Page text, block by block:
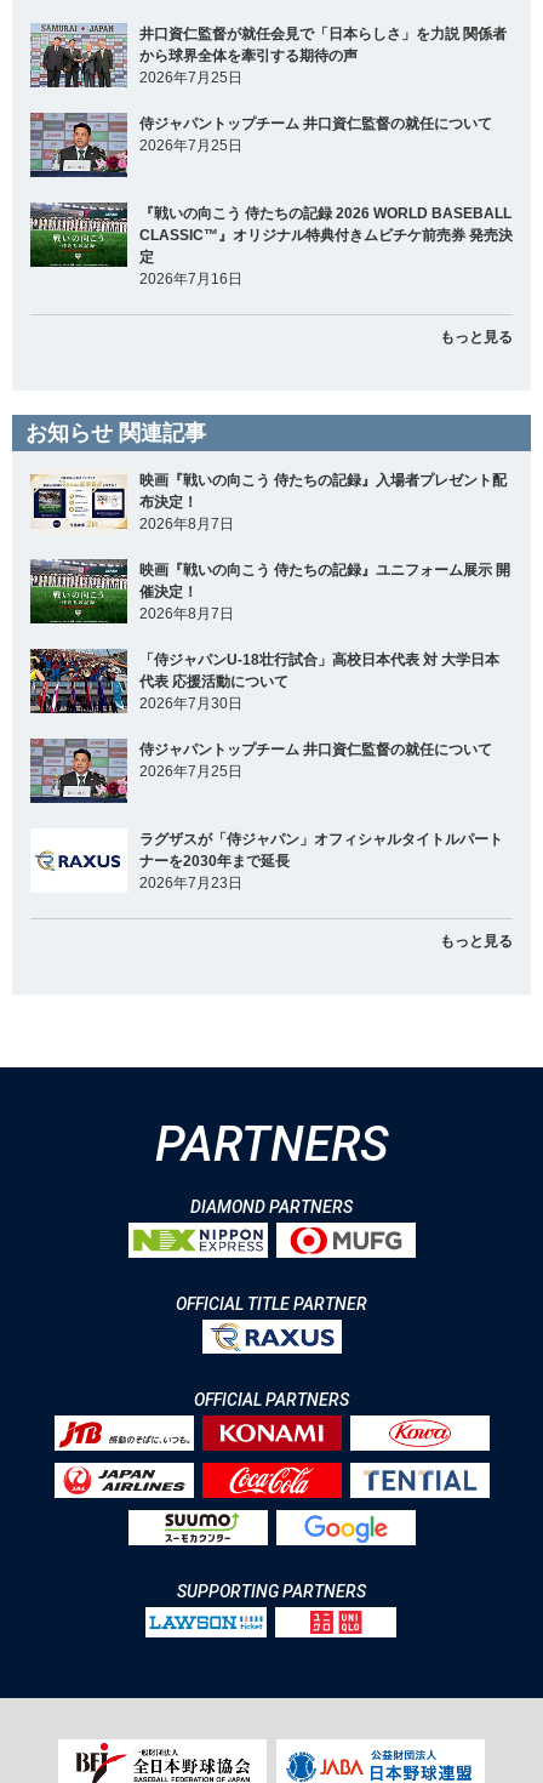
井口資仁監督が就任会見で「日本らしさ」を力説 関係者
から球界全体を牽引する期待の声
2026年7月25日
侍ジャパントップチーム 井口資仁監督の就任について
2026年7月25日
『戦いの向こう 侍たちの記録 2026 WORLD BASEBALL
CLASSIC™』オリジナル特典付きムビチケ前売券 発売決
定
2026年7月16日
もっと見る
お知らせ 関連記事
映画『戦いの向こう 侍たちの記録』入場者プレゼント配
布決定！
2026年8月7日
映画『戦いの向こう 侍たちの記録』ユニフォーム展示 開
催決定！
2026年8月7日
「侍ジャパンU-18壮行試合」高校日本代表 対 大学日本
代表 応援活動について
2026年7月30日
侍ジャパントップチーム 井口資仁監督の就任について
2026年7月25日
ラグザスが「侍ジャパン」オフィシャルタイトルパート
ナーを2030年まで延長
2026年7月23日
もっと見る
PARTNERS
DIAMOND PARTNERS
OFFICIAL TITLE PARTNER
OFFICIAL PARTNERS
SUPPORTING PARTNERS